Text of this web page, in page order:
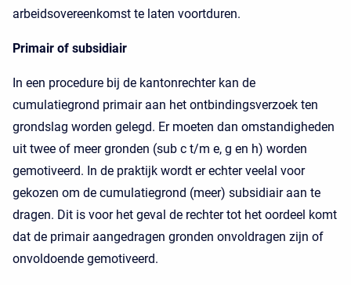
arbeidsovereenkomst te laten voortduren.
Primair of subsidiair
In een procedure bij de kantonrechter kan de
cumulatiegrond primair aan het ontbindingsverzoek ten
grondslag worden gelegd. Er moeten dan omstandigheden
uit twee of meer gronden (sub c t/m e, g en h) worden
gemotiveerd. In de praktijk wordt er echter veelal voor
gekozen om de cumulatiegrond (meer) subsidiair aan te
dragen. Dit is voor het geval de rechter tot het oordeel komt
dat de primair aangedragen gronden onvoldragen zijn of
onvoldoende gemotiveerd.